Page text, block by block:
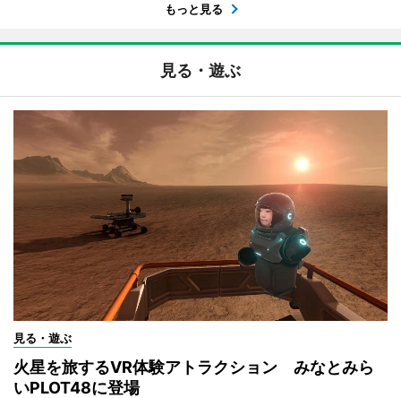
もっと見る
見る・遊ぶ
見る・遊ぶ
火星を旅するVR体験アトラクション みなとみら
いPLOT48に登場